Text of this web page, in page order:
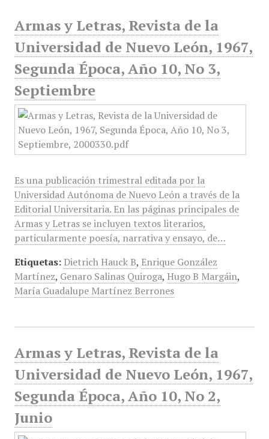
Armas y Letras, Revista de la
Universidad de Nuevo León, 1967,
Segunda Época, Año 10, No 3,
Septiembre
Es una publicación trimestral editada por la
Universidad Autónoma de Nuevo León a través de la
Editorial Universitaria. En las páginas principales de
Armas y Letras se incluyen textos literarios,
particularmente poesía, narrativa y ensayo, de…
Etiquetas: Dietrich Hauck B, Enrique González
Martínez, Genaro Salinas Quiroga, Hugo B Margáin,
María Guadalupe Martínez Berrones
Armas y Letras, Revista de la
Universidad de Nuevo León, 1967,
Segunda Época, Año 10, No 2,
Junio